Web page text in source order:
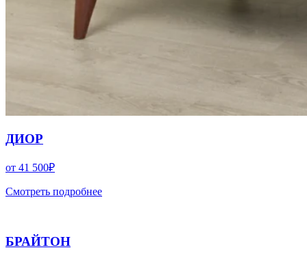
ДИОР
от 41 500₽
Смотреть подробнее
БРАЙТОН